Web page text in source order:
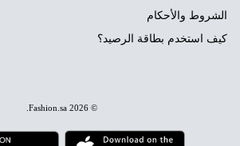
الشروط والأحكام
كيف استخدم بطاقة الرصيد؟
© 2026
Fashion.sa